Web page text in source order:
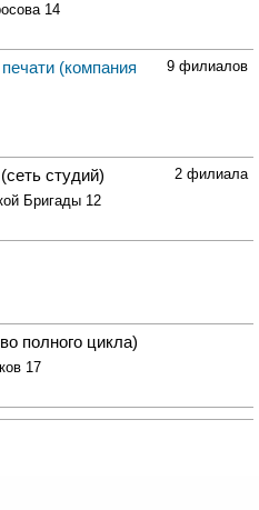
14
9 филиалов
(компания
2 филиала
(сеть студий)
Бригады 12
полного цикла)
17